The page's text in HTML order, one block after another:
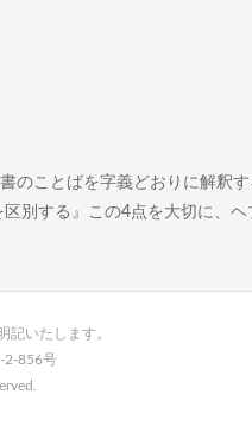
のことばを字義どおりに解釈
別する』この4点を大切に、
記いたします。
2-856号